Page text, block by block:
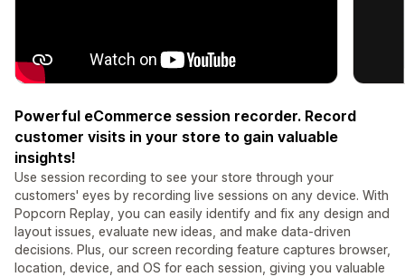
Powerful eCommerce session recorder. Record
customer visits in your store to gain valuable
insights!
Use session recording to see your store through your
customers' eyes by recording live sessions on any device. With
Popcorn Replay, you can easily identify and fix any design and
layout issues, evaluate new ideas, and make data-driven
decisions. Plus, our screen recording feature captures browser,
location, device, and OS for each session, giving you valuable